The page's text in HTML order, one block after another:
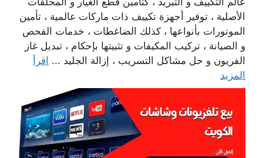
الأصلية ، توفير أجهزة تكييف ذات ماركات عالمية ، تأمين
الموتورات بأنواعها ، كذلك الضاغطات ، خدمات الفحص
و الصيانة ، تركيب المكيفات و تثبيتها بإحكام ، تبديل غاز
الفريون و حل مشاكل التسريب ، إزالة الجليد ... اقرأ
المزيد